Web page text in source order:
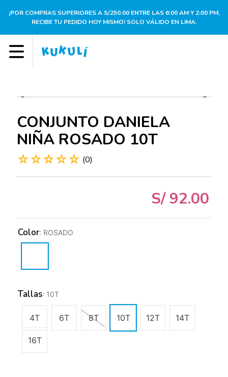
¡POR COMPRAS SUPERIORES A S/250.00 ENTRE LAS 6:00 AM Y 2:00 PM,
RECIBE TU PEDIDO HOY MISMO! SOLO VÁLIDO EN LIMA.
CONJUNTO DANIELA
NIÑA ROSADO 10T
☆☆☆☆☆ (0)
S/ 92.00
Tallas: 10T
4T 6T 8T 10T 12T 14T
16T
Color: ROSADO